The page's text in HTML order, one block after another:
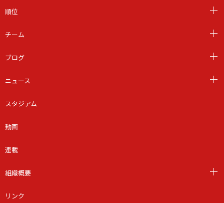
順位
チーム
ブログ
ニュース
スタジアム
動画
連載
組織概要
リンク